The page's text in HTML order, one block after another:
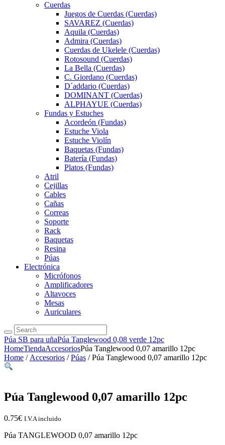
Cuerdas
Juegos de Cuerdas (Cuerdas)
SAVAREZ (Cuerdas)
Aquila (Cuerdas)
Admira (Cuerdas)
Cuerdas de Ukelele (Cuerdas)
Rotosound (Cuerdas)
La Bella (Cuerdas)
C. Giordano (Cuerdas)
D´addario (Cuerdas)
DOMINANT (Cuerdas)
ALPHAYUE (Cuerdas)
Fundas y Estuches
Acordeón (Fundas)
Estuche Viola
Estuche Violín
Baquetas (Fundas)
Batería (Fundas)
Platos (Fundas)
Atril
Cejillas
Cables
Cañas
Correas
Soporte
Rack
Baquetas
Resina
Púas
Electrónica
Micrófonos
Amplificadores
Altavoces
Mesas
Auriculares
Púa SB para uñaPúa Tanglewood 0,08 verde 12pc
HomeTiendaAccesoriosPúa Tanglewood 0,07 amarillo 12pc
Home / Accesorios /Púas / Púa Tanglewood 0,07 amarillo 12pc
Púa Tanglewood 0,07 amarillo 12pc
0.75€ I.V.A incluido
Púa TANGLEWOOD 0,07 amarillo 12pc